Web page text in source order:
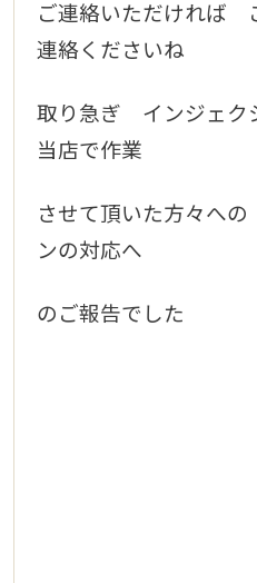
ご連絡いただければ
連絡くださいね
取り急ぎ インジェク
当店で作業
させて頂いた方々へ
ンの対応へ
のご報告でした